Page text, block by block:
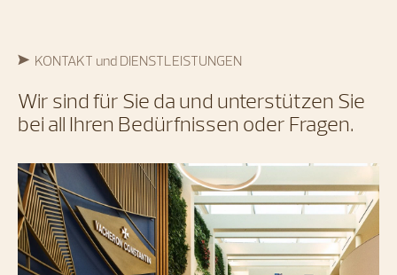
KONTAKT und DIENSTLEISTUNGEN
Wir sind für Sie da und unterstützen Sie
bei all Ihren Bedürfnissen oder Fragen.